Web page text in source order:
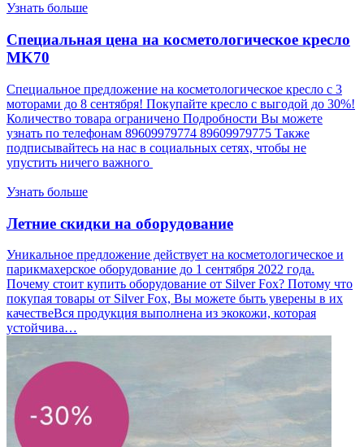
Узнать больше
Специальная цена на косметологическое кресло
MK70
Специальное предложение на косметологическое кресло с 3
моторами до 8 сентября! Покупайте кресло с выгодой до 30%!
Количество товара ограничено Подробности Вы можете
узнать по телефонам 89609979774 89609979775 Также
подписывайтесь на нас в социальных сетях, чтобы не
упустить ничего важного
Узнать больше
Летние скидки на оборудование
Уникальное предложение действует на косметологическое и
парикмахерское оборудование до 1 сентября 2022 года.
Почему стоит купить оборудование от Silver Fox? Потому что
покупая товары от Silver Fox, Вы можете быть уверены в их
качествеВся продукция выполнена из экокожи, которая
устойчива…